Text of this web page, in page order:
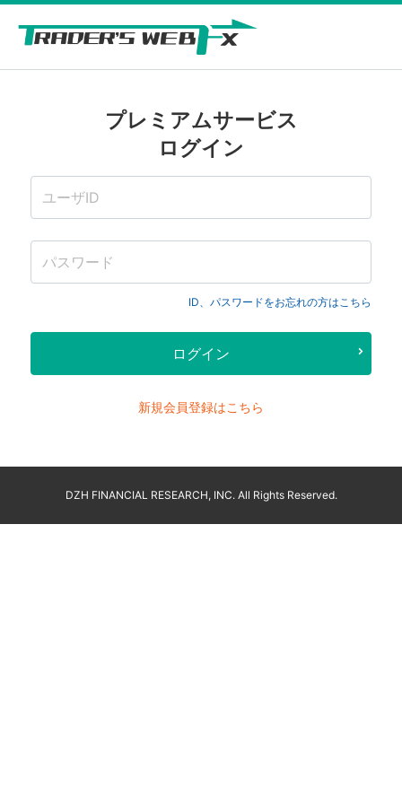
プレミアムサービス
ログイン
ID、パスワードをお忘れの方はこちら
新規会員登録はこちら
DZH FINANCIAL RESEARCH, INC. All Rights Reserved.